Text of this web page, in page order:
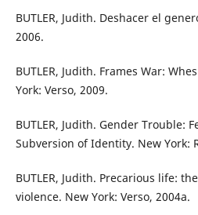
BUTLER, Judith. Deshacer el
2006.
BUTLER, Judith. Frames War:
York: Verso, 2009.
BUTLER, Judith. Gender Trouble:
Subversion of Identity. New York:
BUTLER, Judith. Precarious life:
violence. New York: Verso, 2004a.